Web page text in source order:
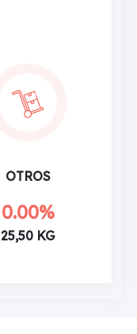
OTROS
0.00%
25,50 KG